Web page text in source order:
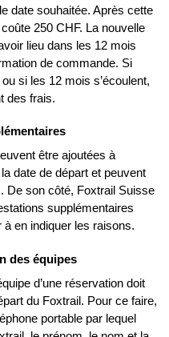
date souhaitée. Après cette
250 CHF. La nouvelle
lieu dans les 12 mois
de commande. Si
si les 12 mois s’écoulent,
des frais.
être ajoutées à
date de départ et peuvent
De son côté, Foxtrail Suisse
supplémentaires
à en indiquer les raisons.
des équipes
d’une réservation doit
du Foxtrail. Pour ce faire,
portable par lequel